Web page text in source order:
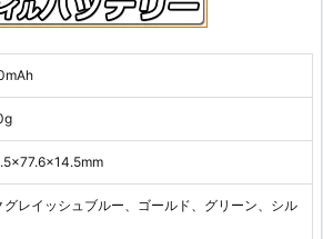
グレイッシュブルー、ゴールド、グリーン、シル